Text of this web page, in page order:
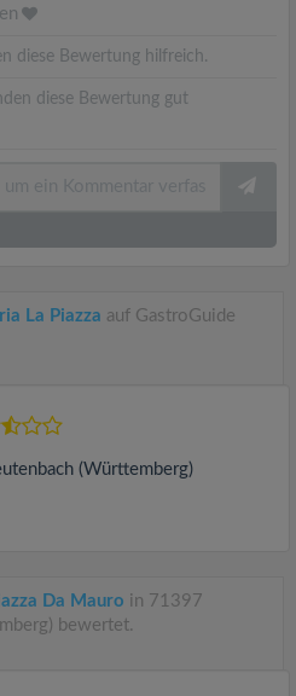
diese Bewertung hilfreich.
diese Bewertung gut
La Piazza auf GastroGuide
(Württemberg)
Da Mauro in 71397
bewertet.